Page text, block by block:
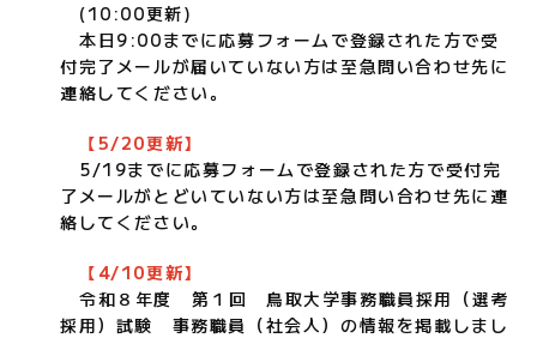
(10:00更新)
本日9:00までに応募フォームで登録された方で受
付完了メールが届いていない方は至急問い合わせ先に
連絡してください。
【5/20更新】
5/19までに応募フォームで登録された方で受付完
了メールがとどいていない方は至急問い合わせ先に連
絡してください。
【4/10更新】
令和８年度 第１回 鳥取大学事務職員採用（選考
採用）試験 事務職員（社会人）の情報を掲載しまし